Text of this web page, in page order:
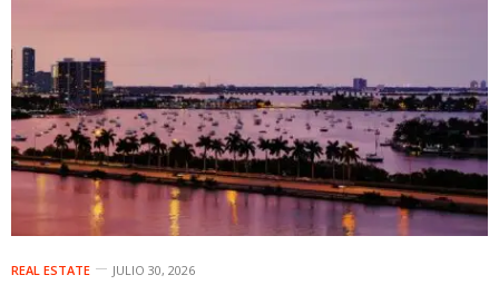
REAL ESTATE JULIO 30, 2026